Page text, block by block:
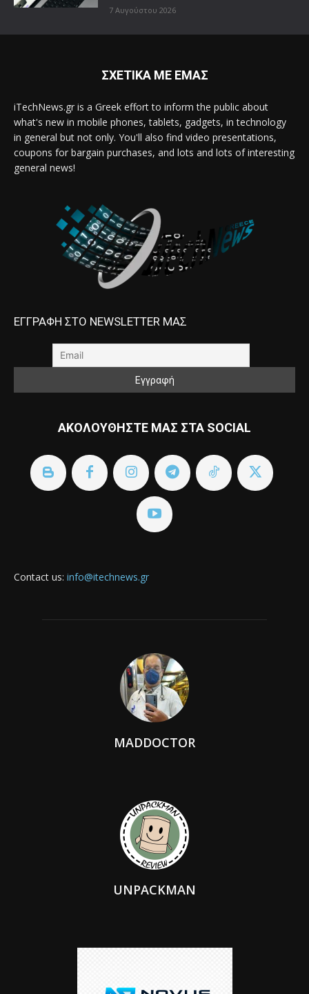
7 Αυγούστου 2026
ΣΧΕΤΙΚΑ ΜΕ ΕΜΑΣ
iTechNews.gr is a Greek effort to inform the public about
what's new in mobile phones, tablets, gadgets, in technology
in general but not only. You'll also find video presentations,
coupons for bargain purchases, and lots and lots of interesting
general news!
ΕΓΓΡΑΦΗ ΣΤΟ NEWSLETTER ΜΑΣ
ΑΚΟΛΟΥΘΗΣΤΕ ΜΑΣ ΣΤΑ SOCIAL
Contact us: info@itechnews.gr
MADDOCTOR
UNPACKMAN